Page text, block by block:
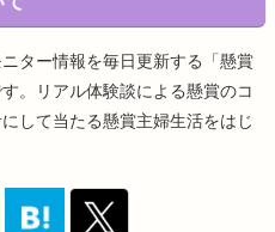
ター情報を毎日更新する「懸賞
。リアル体験談による懸賞のコ
して当たる懸賞主婦生活をはじ